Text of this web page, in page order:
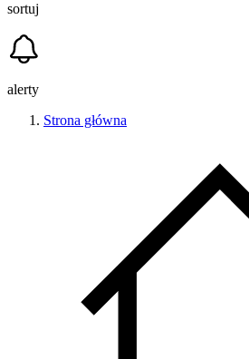
sortuj
alerty
Strona główna